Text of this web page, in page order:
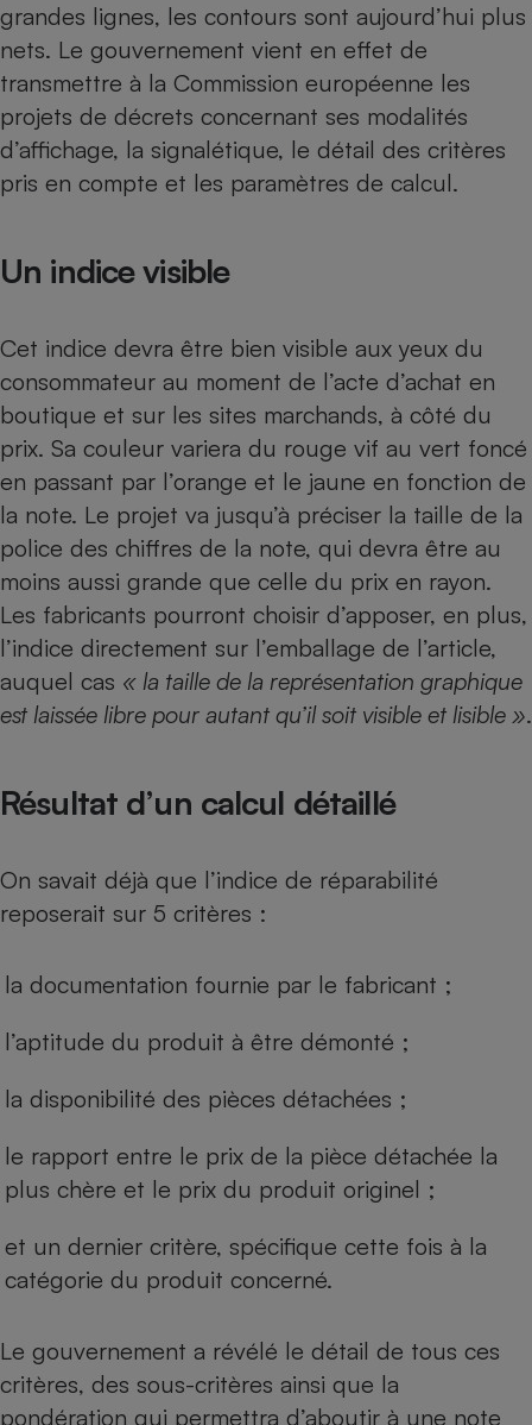
grandes lignes, les contours sont aujourd’hui plus
nets. Le gouvernement vient en effet de
transmettre à la Commission européenne les
projets de décrets concernant ses modalités
d’affichage, la signalétique, le détail des critères
pris en compte et les paramètres de calcul.
Un indice visible
Cet indice devra être bien visible aux yeux du
consommateur au moment de l’acte d’achat en
boutique et sur les sites marchands, à côté du
prix. Sa couleur variera du rouge vif au vert foncé
en passant par l’orange et le jaune en fonction de
la note. Le projet va jusqu’à préciser la taille de la
police des chiffres de la note, qui devra être au
moins aussi grande que celle du prix en rayon.
Les fabricants pourront choisir d’apposer, en plus,
l’indice directement sur l’emballage de l’article,
auquel cas « la taille de la représentation graphique
est laissée libre pour autant qu’il soit visible et lisible ».
Résultat d’un calcul détaillé
On savait déjà que l’indice de réparabilité
reposerait sur 5 critères :
la documentation fournie par le fabricant ;
l’aptitude du produit à être démonté ;
la disponibilité des pièces détachées ;
le rapport entre le prix de la pièce détachée la
plus chère et le prix du produit originel ;
et un dernier critère, spécifique cette fois à la
catégorie du produit concerné.
Le gouvernement a révélé le détail de tous ces
critères, des sous-critères ainsi que la
pondération qui permettra d’aboutir à une note
Climatiseur -
Ventilateur
Robot ménager
Antivirus
Ventilateur